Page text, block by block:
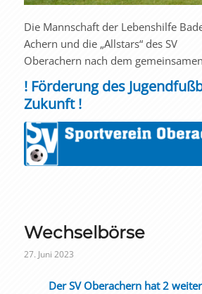
Die Mannschaft der Lebenshilfe
Achern und die „Allstars“ des SV
Oberachern nach dem
! Förderung des
Zukunft !
Wechselbörse
27. Juni 2023
Der SV Oberachern hat 2